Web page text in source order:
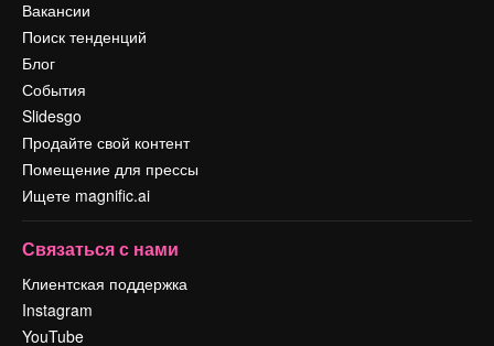
Вакансии
Поиск тенденций
Блог
События
Slidesgo
Продайте свой контент
Помещение для прессы
Ищете magnific.ai
Связаться с нами
Клиентская поддержка
Instagram
YouTube